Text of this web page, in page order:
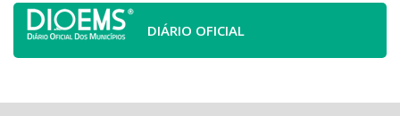
DIÁRIO OFICIAL